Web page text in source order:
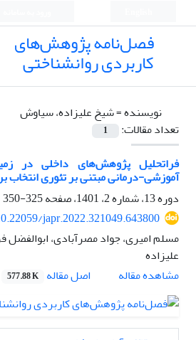
فصل‌نامه پژوهش‌های
کاربردی روانشناختی
نویسنده =شیخ علیزاده، سیاوش
تعداد مقالات:
1
فراتحلیل پژوهش‌های داخلی در
آموزشی-درمانی مبتنی بر تئوری انتخاب
دوره 13، شماره 2، 1401، صفحه
325-350
japr.2022.321049.643800
مسلم امیری، جواد مصرآبادی،
علیزاده
مشاهده مقاله
اصل مقاله 577.88 K